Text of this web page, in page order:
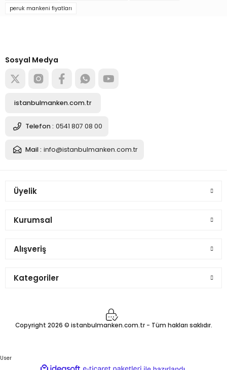
E... M... | 16/05/2022
peruk mankeni fiyatları
Sosyal Medya
istanbulmanken.com.tr
Telefon : 0541 807 08 00
Mail : info@istanbulmanken.com.tr
Üyelik
Kurumsal
Alışveriş
Kategoriler
Copyright 2026 © istanbulmanken.com.tr - Tüm hakları saklıdır.
User
ideasoft